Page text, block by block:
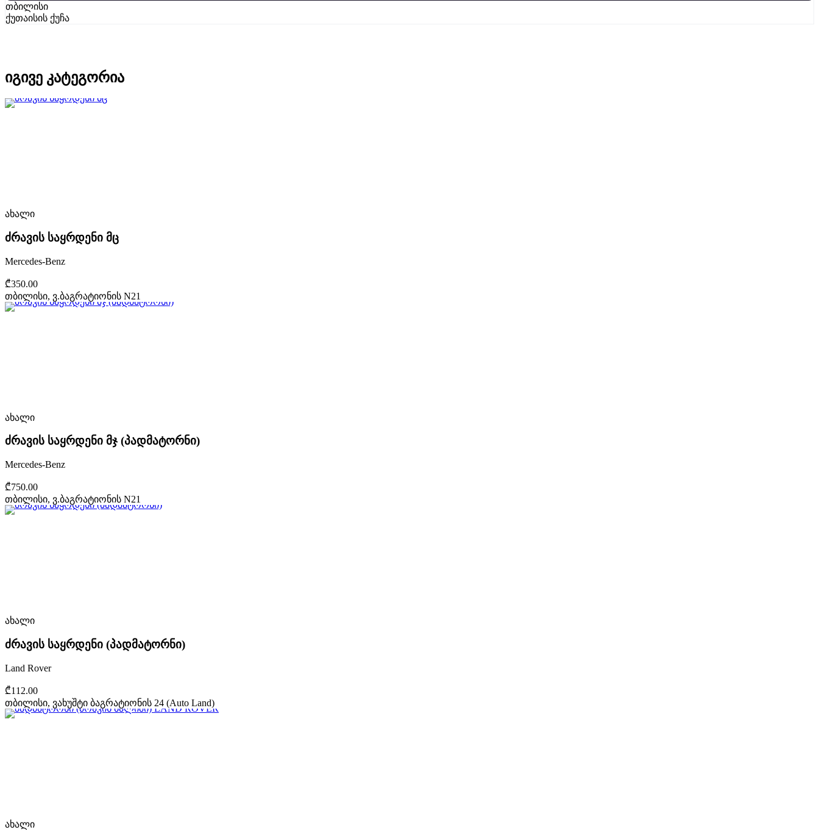
თბილისი
ქუთაისის ქუჩა
იგივე კატეგორია
ახალი
ძრავის საყრდენი მც
Mercedes-Benz
₾350.00
თბილისი, ვ.ბაგრატიონის N21
ახალი
ძრავის საყრდენი მჯ (პადმატორნი)
Mercedes-Benz
₾750.00
თბილისი, ვ.ბაგრატიონის N21
ახალი
ძრავის საყრდენი (პადმატორნი)
Land Rover
₾112.00
თბილისი, ვახუშტი ბაგრატიონის 24 (Auto Land)
ახალი